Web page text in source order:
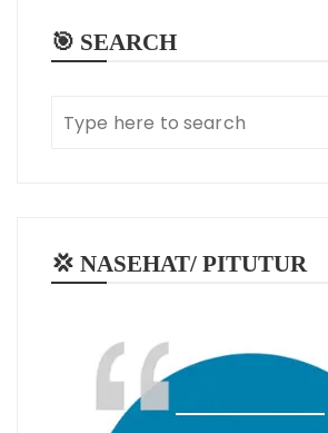
🎯 SEARCH
💢 NASEHAT/ PITUTUR